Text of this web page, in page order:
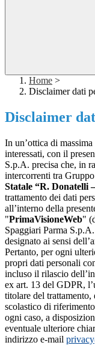
Home >
Disclaimer dati
Disclaimer
In un’ottica di
interessati, con il
S.p.A. precisa che, in
intercorrenti tra
Statale “R. Donatelli
trattamento dei dati
all’interno della
"PrimaVisioneWeb"
Spaggiari Parma
designato ai sensi
Pertanto, per ogni
propri dati personali
incluso il rilascio
ex art. 13 del GDPR,
titolare del
scolastico di
ogni caso, a
eventuale ulteriore
indirizzo e-mail